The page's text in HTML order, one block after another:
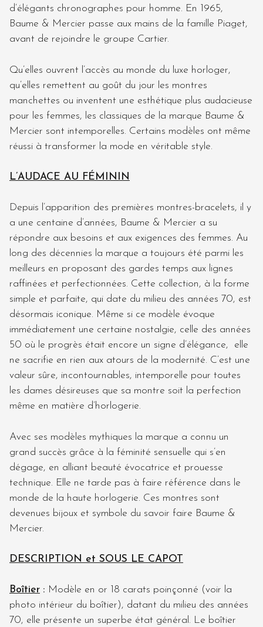
d’élégants chronographes pour homme. En 1965,
Baume & Mercier passe aux mains de la famille Piaget,
avant de rejoindre le groupe Cartier.
Qu’elles ouvrent l’accès au monde du luxe horloger,
qu’elles remettent au goût du jour les montres
manchettes ou inventent une esthétique plus audacieuse
pour les femmes, les classiques de la marque Baume &
Mercier sont intemporelles. Certains modèles ont même
réussi à transformer la mode en véritable style.
L’AUDACE AU FÉMININ
Depuis l’apparition des premières montres-bracelets, il y
a une centaine d’années, Baume & Mercier a su
répondre aux besoins et aux exigences des femmes. Au
long des décennies la marque a toujours été parmi les
meilleurs en proposant des gardes temps aux lignes
raffinées et perfectionnées. Cette collection, à la forme
simple et parfaite, qui date du milieu des années 70, est
désormais iconique. Même si ce modèle évoque
immédiatement une certaine nostalgie, celle des années
50 où le progrès était encore un signe d’élégance, elle
ne sacrifie en rien aux atours de la modernité. C’est une
valeur sûre, incontournables, intemporelle pour toutes
les dames désireuses que sa montre soit la perfection
même en matière d’horlogerie.
Avec ses modèles mythiques la marque a connu un
grand succès grâce à la féminité sensuelle qui s’en
dégage, en alliant beauté évocatrice et prouesse
technique. Elle ne tarde pas à faire référence dans le
monde de la haute horlogerie. Ces montres sont
devenues bijoux et symbole du savoir faire Baume &
Mercier.
DESCRIPTION et SOUS LE CAPOT
Boîtier : Modèle en or 18 carats poinçonné (voir la
photo intérieur du boîtier), datant du milieu des années
70, elle présente un superbe état général. Le boîtier